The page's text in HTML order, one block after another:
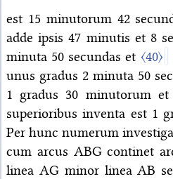
est 15 minutorum 42
adde ipsis 47 minutis et 8
minuta 50 secundas et 〈40〉
unus gradus 2 minuta 50
1 gradus 30 minutorum
superioribus inventa est 1
Per hunc numerum
cum arcus ABG continet
linea AG minor linea AB